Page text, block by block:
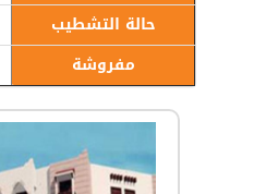
حالة التشطيب
مفروشة